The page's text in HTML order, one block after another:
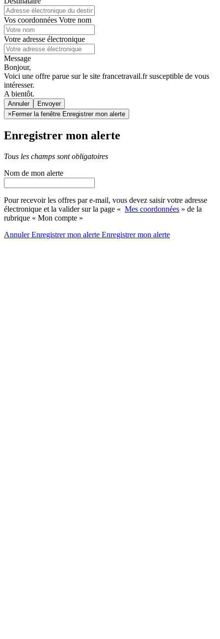
Vos coordonnées Votre nom
Votre adresse électronique
Message
Bonjour,
Voici une offre parue sur le site francetravail.fr susceptible de vous
intéresser.
A bientôt.
Annuler
× Fermer la fenêtre Enregistrer mon alerte
Enregistrer mon alerte
Tous les champs sont obligatoires
Nom de mon alerte
Pour recevoir les offres par e-mail, vous devez saisir votre adresse
électronique et la valider sur la page « Mes coordonnées » de la
rubrique « Mon compte »
AnnulerEnregistrer mon alerte Enregistrermon alerte